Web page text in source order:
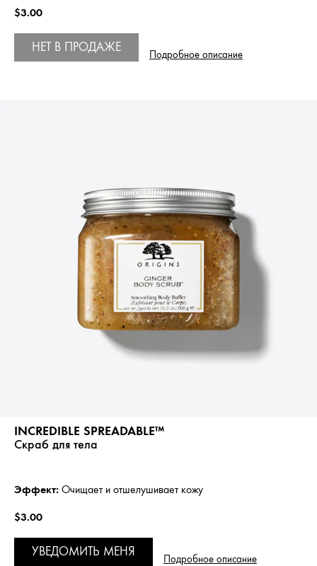
$3.00
НЕТ В ПРОДАЖЕ
Подробное описание
INCREDIBLE SPREADABLE™
Скраб для тела
Эффект: Очищает и отшелушивает кожу
$3.00
УВЕДОМИТЬ МЕНЯ
Подробное описание